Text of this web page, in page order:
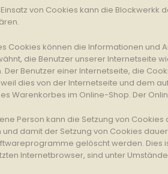
von Cookies kann die
Cookies können die Informationen und
die Benutzer unserer Internetseite
Der Benutzer einer Internetseite, die
dies von der Internetseite und dem
Warenkorbes im Online-Shop. Der
Person kann die Setzung von
und damit der Setzung von Cookies
gelöscht werden. Dies
Internetbrowser, sind unter